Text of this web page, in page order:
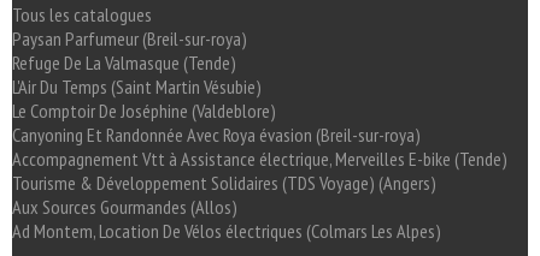
Tous les catalogues
Paysan Parfumeur (Breil-sur-roya)
Refuge De La Valmasque (Tende)
L'Air Du Temps (Saint Martin Vésubie)
Le Comptoir De Joséphine (Valdeblore)
Canyoning Et Randonnée Avec Roya évasion (Breil-sur-roya)
Accompagnement Vtt à Assistance électrique, Merveilles E-bike (Tende)
Tourisme & Développement Solidaires (TDS Voyage) (Angers)
Aux Sources Gourmandes (Allos)
Ad Montem, Location De Vélos électriques (Colmars Les Alpes)